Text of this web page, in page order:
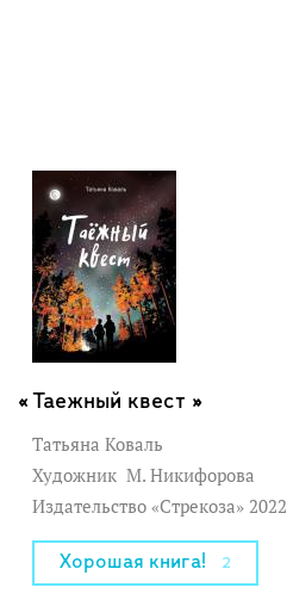
Таежный квест »
Татьяна Коваль
Художник М. Никифорова
Издательство «Стрекоза» 2022
Хорошая книга! 2